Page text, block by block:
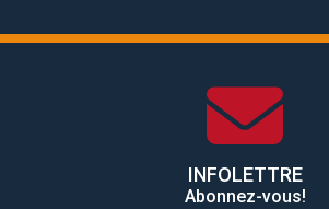
INFOLETTRE
Abonnez-vous!